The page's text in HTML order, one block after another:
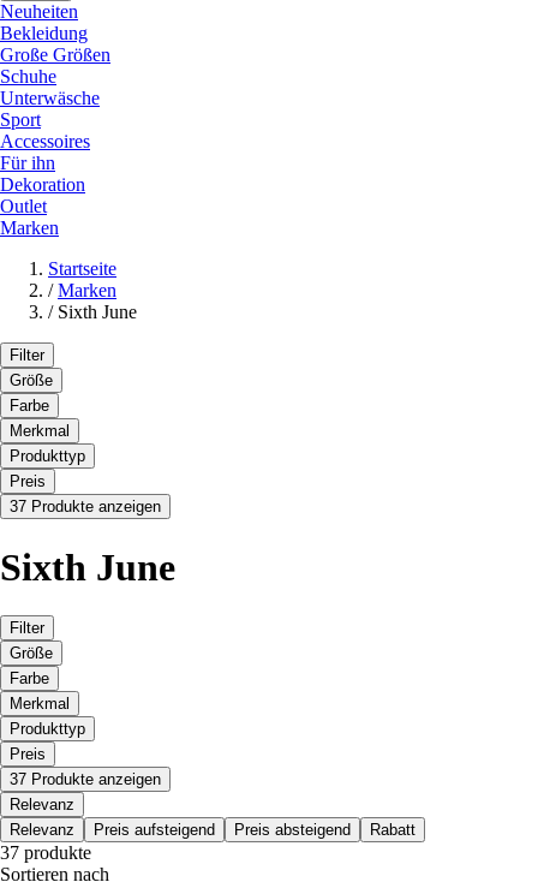
Neuheiten
Bekleidung
Große Größen
Schuhe
Unterwäsche
Sport
Accessoires
Für ihn
Dekoration
Outlet
Marken
Startseite
/ Marken
/ Sixth June
Filter
Größe
Farbe
Merkmal
Produkttyp
Preis
37 Produkte anzeigen
Sixth June
Filter
Größe
Farbe
Merkmal
Produkttyp
Preis
37 Produkte anzeigen
Relevanz
Relevanz
Preis aufsteigend Preis absteigend Rabatt
37 produkte
Sortieren nach